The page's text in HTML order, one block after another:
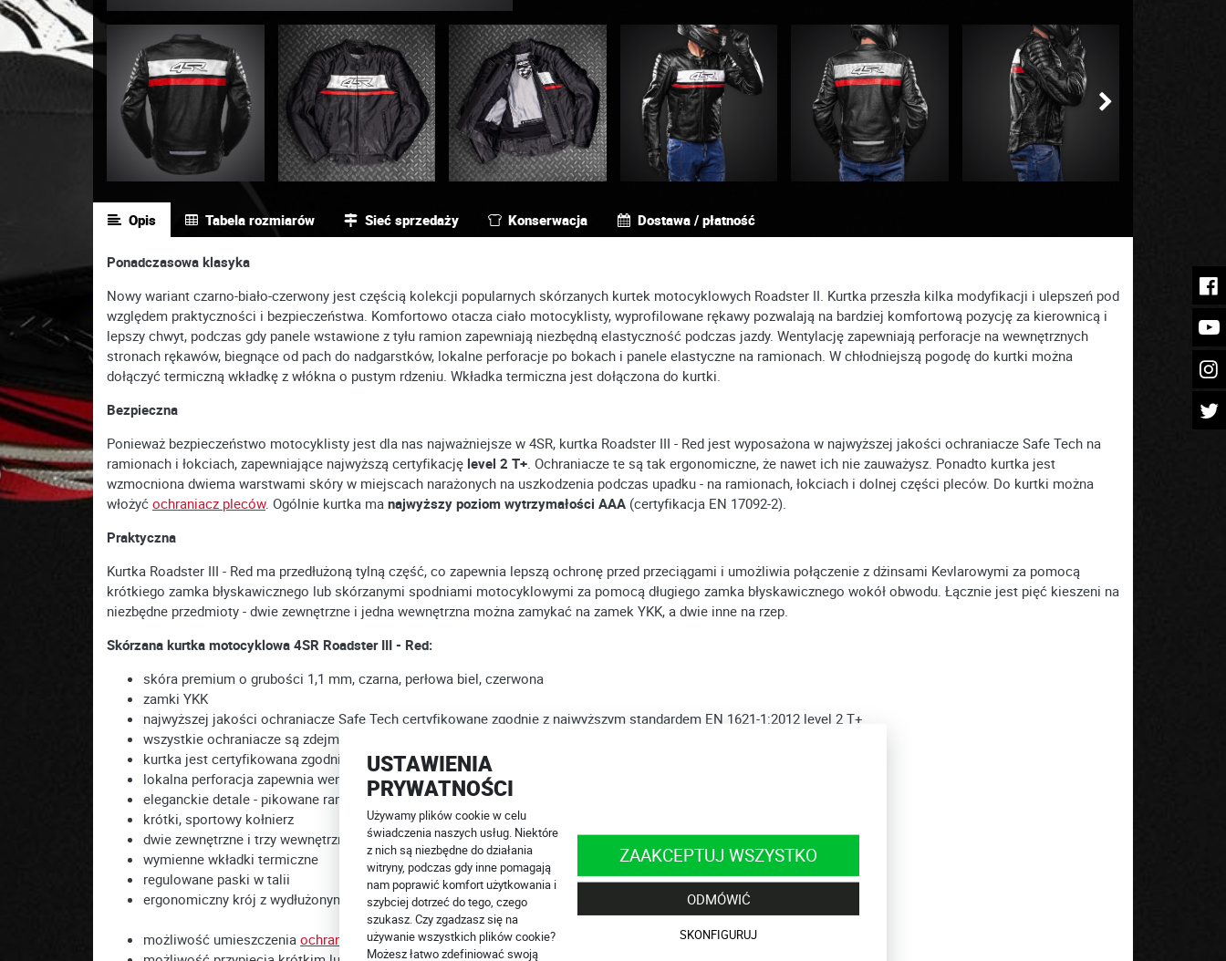
USTAWIENIA
PRYWATNOŚCI
Używamy plików cookie w celu
świadczenia naszych usług. Niektóre
z nich są niezbędne do działania
witryny, podczas gdy inne pomagają
nam poprawić komfort użytkowania i
szybciej dotrzeć do tego, czego
szukasz. Czy zgadzasz się na
używanie wszystkich plików cookie?
Możesz łatwo zdefiniować swoją
ZAAKCEPTUJ WSZYSTKO
ODMÓWIĆ
SKONFIGURUJ
Opis Tabela rozmiarów Sieć sprzedaży Konserwacja Dostawa / płatność
Ponadczasowa klasyka
Nowy wariant czarno-biało-czerwony jest częścią kolekcji popularnych skórzanych kurtek motocyklowych Roadster II. Kurtka przeszła kilka modyfikacji i ulepszeń pod
względem praktyczności i bezpieczeństwa. Komfortowo otacza ciało motocyklisty, wyprofilowane rękawy pozwalają na bardziej komfortową pozycję za kierownicą i
lepszy chwyt, podczas gdy panele wstawione z tyłu ramion zapewniają niezbędną elastyczność podczas jazdy. Wentylację zapewniają perforacje na wewnętrznych
stronach rękawów, biegnące od pach do nadgarstków, lokalne perforacje po bokach i panele elastyczne na ramionach. W chłodniejszą pogodę do kurtki można
dołączyć termiczną wkładkę z włókna o pustym rdzeniu. Wkładka termiczna jest dołączona do kurtki.
Bezpieczna
Ponieważ bezpieczeństwo motocyklisty jest dla nas najważniejsze w 4SR, kurtka Roadster III - Red jest wyposażona w najwyższej jakości ochraniacze Safe Tech na
ramionach i łokciach, zapewniające najwyższą certyfikację level 2 T+ . Ochraniacze te są tak ergonomiczne, że nawet ich nie zauważysz. Ponadto kurtka jest
wzmocniona dwiema warstwami skóry w miejscach narażonych na uszkodzenia podczas upadku - na ramionach, łokciach i dolnej części pleców. Do kurtki można
włożyć ochraniacz pleców. Ogólnie kurtka ma najwyższy poziom wytrzymałości AAA (certyfikacja EN 17092-2).
Praktyczna
Kurtka Roadster III - Red ma przedłużoną tylną część, co zapewnia lepszą ochronę przed przeciągami i umożliwia połączenie z dżinsami Kevlarowymi za pomocą
krótkiego zamka błyskawicznego lub skórzanymi spodniami motocyklowymi za pomocą długiego zamka błyskawicznego wokół obwodu. Łącznie jest pięć kieszeni na
niezbędne przedmioty - dwie zewnętrzne i jedna wewnętrzna można zamykać na zamek YKK, a dwie inne na rzep.
Skórzana kurtka motocyklowa 4SR Roadster III - Red:
skóra premium o grubości 1,1 mm, czarna, perłowa biel, czerwona
zamki YKK
najwyższej jakości ochraniacze Safe Tech certyfikowane zgodnie z najwyższym standardem EN 1621-1:2012 level 2 T+
wszystkie ochraniacze są zdejmowane
kurtka jest certyfikowana zgodnie z EN 17092-2 (AAA)
lokalna perforacja zapewnia wentylację kurtki w gorące letnie dni
eleganckie detale - pikowane ramiona, elastyczne panele na plecach kurtki
krótki, sportowy kołnierz
dwie zewnętrzne i trzy wewnętrzne kieszenie
wymienne wkładki termiczne
regulowane paski w talii
ergonomiczny krój z wydłużonym tyłem
możliwość umieszczenia ochraniacza pleców Sas-Tec